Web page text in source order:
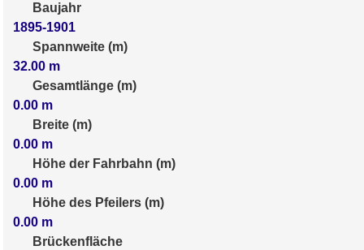
Baujahr
1895-1901
Spannweite (m)
32.00 m
Gesamtlänge (m)
0.00 m
Breite (m)
0.00 m
Höhe der Fahrbahn (m)
0.00 m
Höhe des Pfeilers (m)
0.00 m
Brückenfläche